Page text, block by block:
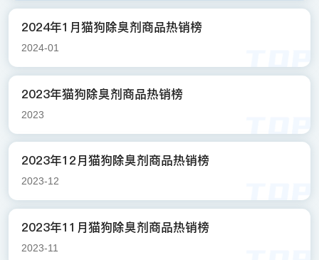
2024年1月猫狗除臭剂商品热销榜
2024-01
2023年猫狗除臭剂商品热销榜
2023
2023年12月猫狗除臭剂商品热销榜
2023-12
2023年11月猫狗除臭剂商品热销榜
2023-11